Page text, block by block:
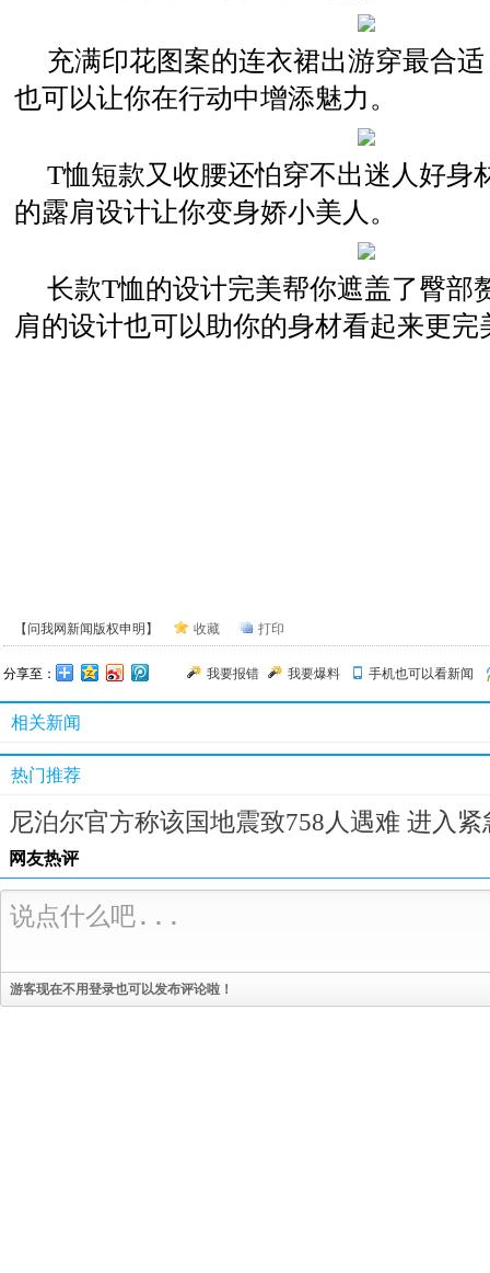
充满印花图案的连衣裙出游穿最合
也可以让你在行动中增添魅力。
T恤短款又收腰还怕穿不出迷人好身
的露肩设计让你变身娇小美人。
长款T恤的设计完美帮你遮盖了臀部
肩的设计也可以助你的身材看起来更完
【问我网新闻版权申明】 收藏 打印
分享至： 我要报错 我要爆料 手机也可以看新闻
相关新闻
热门推荐
尼泊尔官方称该国地震致758人遇难 进入紧
网友热评
游客现在不用登录也可以发布评论啦！